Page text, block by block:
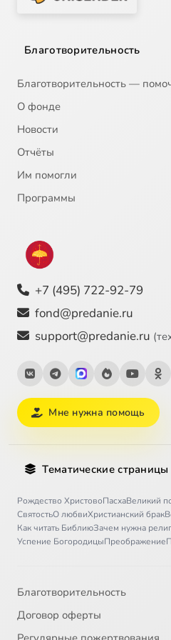
Благотворительность
Благотворительность —
О фонде
Новости
Отчёты
Им помогли
Программы
+7 (495) 722-92-79
fond@predanie.ru
support@predanie.ru
Мне нужна помощь
Тематические
Рождество ХристовоПасхаВеликий
СвятостьО любвиХристианский брак
Как читать БиблиюЗачем нужна
Успение БогородицыПреображение
Благотворительность
Договор оферты